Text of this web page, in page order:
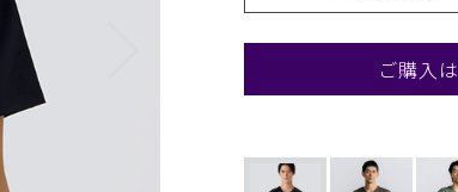
ご購入